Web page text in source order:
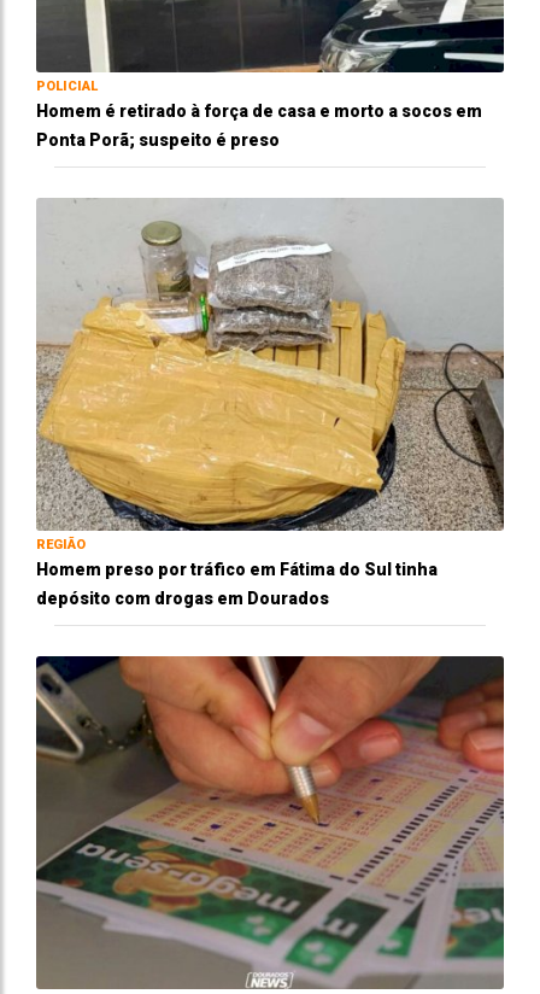
POLICIAL
Homem é retirado à força de casa e morto a socos em
Ponta Porã; suspeito é preso
REGIÃO
Homem preso por tráfico em Fátima do Sul tinha
depósito com drogas em Dourados